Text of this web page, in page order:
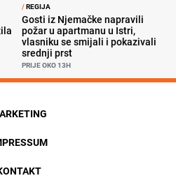
/REGIJA
Gosti iz Njemačke napravili
požar u apartmanu u Istri,
vlasniku se smijali i pokazivali
srednji prst
PRIJE OKO 13H